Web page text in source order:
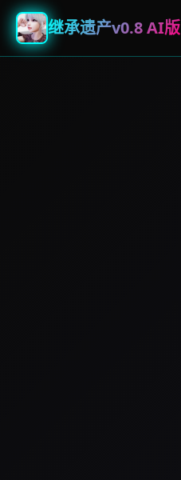
继承遗产v0.8 AI版